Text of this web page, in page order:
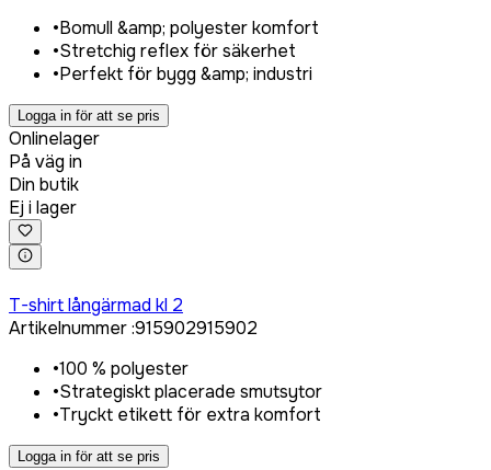
•Bomull &amp; polyester komfort
•Stretchig reflex för säkerhet
•Perfekt för bygg &amp; industri
Logga in för att se pris
Onlinelager
På väg in
Din butik
Ej i lager
T-shirt långärmad kl 2
Artikelnummer:915902915902
•100 % polyester
•Strategiskt placerade smutsytor
•Tryckt etikett för extra komfort
Logga in för att se pris